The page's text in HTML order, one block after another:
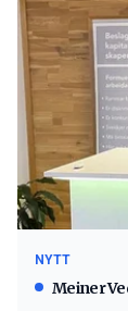
NYTT
Meiner